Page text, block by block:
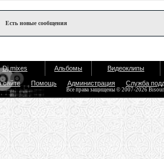
Есть новые сообщения
Dj mixes Альбомы Видеоклипы
сайте Помощь Администрация Служба
Все права защищены © 2007-2026